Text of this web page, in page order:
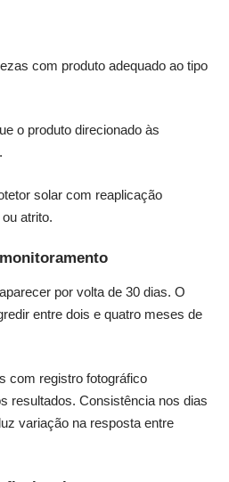
com produto adequado ao tipo
o produto direcionado às
solar com reaplicação
atrito.
por volta de 30 dias. O
entre dois e quatro meses de
com registro fotográfico
resultados. Consistência nos dias
variação na resposta entre